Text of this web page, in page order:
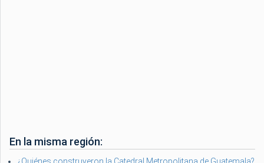
En la misma región: